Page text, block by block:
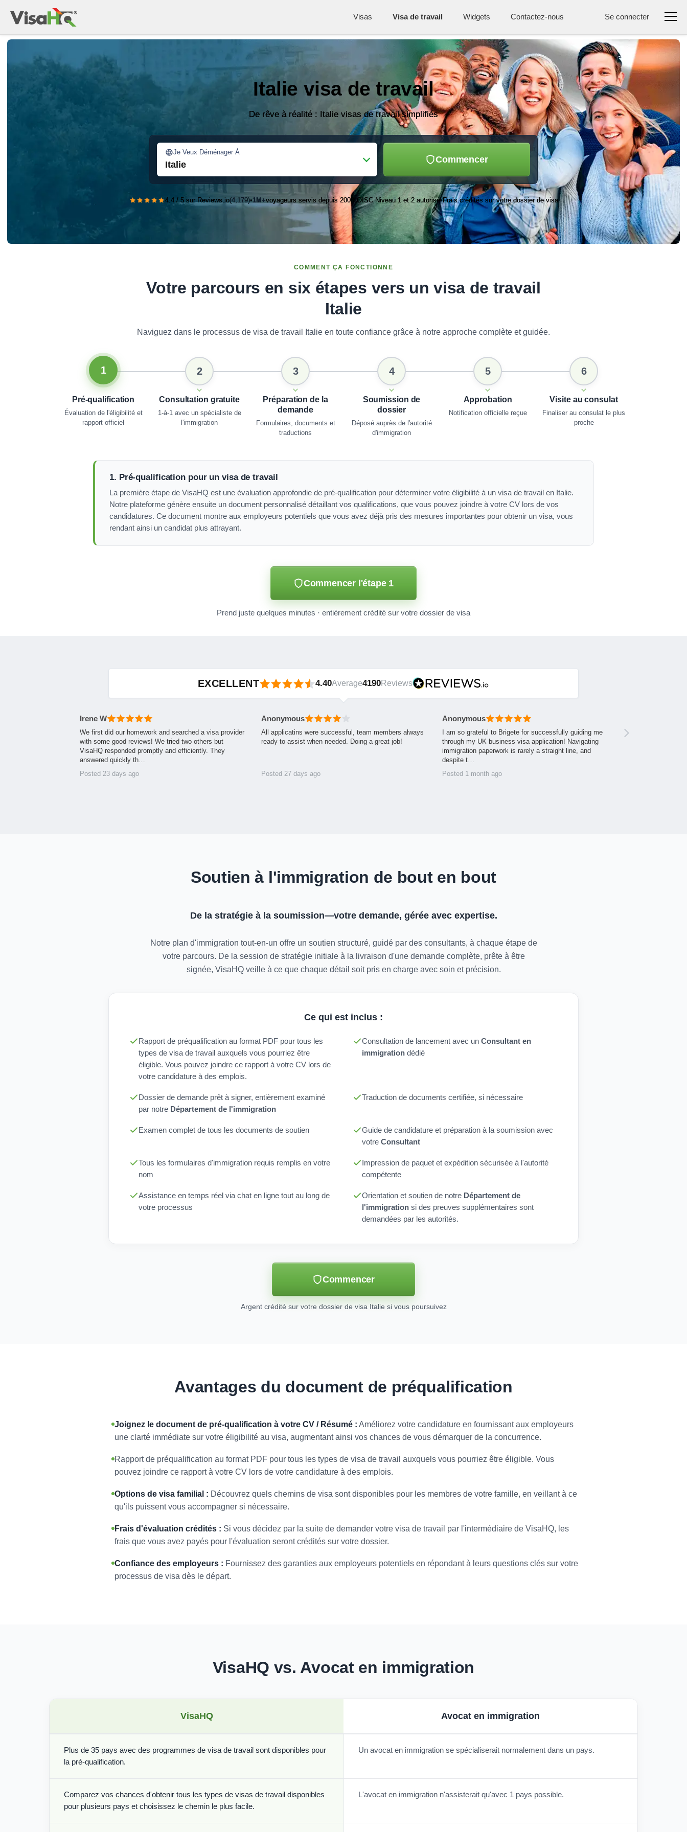
Visas Visa de travail Widgets Contactez-nous Se connecter
Italie visa de travail
De rêve à réalité : Italie visas de travail simplifiés
Je Veux Déménager À
Italie Commencer
★★★★★4.4 / 5 sur Reviews.io(4,179)•1M+voyageurs servis depuis 2003 •OISC Niveau 1 et 2 autorisé•Frais crédités sur votre dossier de visa
COMMENT ÇA FONCTIONNE
Votre parcours en six étapes vers un visa de travail
Italie
Naviguez dans le processus de visa de travail Italie en toute confiance grâce à notre approche complète et guidée.
1
Pré-qualification
Évaluation de l'éligibilité et
rapport officiel
2
Consultation gratuite
1-à-1 avec un spécialiste de
l'immigration
3
Préparation de la
demande
Formulaires, documents et
traductions
4
Soumission de
dossier
Déposé auprès de l'autorité
d'immigration
5
Approbation
Notification officielle reçue
6
Visite au consulat
Finaliser au consulat le plus
proche
1. Pré-qualification pour un visa de travail
La première étape de VisaHQ est une évaluation approfondie de pré-qualification pour déterminer votre éligibilité à un visa de travail en Italie.
Notre plateforme génère ensuite un document personnalisé détaillant vos qualifications, que vous pouvez joindre à votre CV lors de vos
candidatures. Ce document montre aux employeurs potentiels que vous avez déjà pris des mesures importantes pour obtenir un visa, vous
rendant ainsi un candidat plus attrayant.
Commencer l'étape 1
Prend juste quelques minutes · entièrement crédité sur votre dossier de visa
EXCELLENT 4.40Average4190Reviews
Irene W
We first did our homework and searched a visa provider
with some good reviews! We tried two others but
VisaHQ responded promptly and efficiently. They
answered quickly th…
Posted 23 days ago
Anonymous
All applicatins were successful, team members always
ready to assist when needed. Doing a great job!
Posted 27 days ago
Anonymous
I am so grateful to Brigete for successfully guiding me
through my UK business visa application! Navigating
immigration paperwork is rarely a straight line, and
despite t…
Posted 1 month ago
Soutien à l'immigration de bout en bout
De la stratégie à la soumission—votre demande, gérée avec expertise.
Notre plan d'immigration tout-en-un offre un soutien structuré, guidé par des consultants, à chaque étape de
votre parcours. De la session de stratégie initiale à la livraison d'une demande complète, prête à être
signée, VisaHQ veille à ce que chaque détail soit pris en charge avec soin et précision.
Ce qui est inclus :
Rapport de préqualification au format PDF pour tous les
types de visa de travail auxquels vous pourriez être
éligible. Vous pouvez joindre ce rapport à votre CV lors de
votre candidature à des emplois.
Consultation de lancement avec un Consultant en
immigration dédié
Dossier de demande prêt à signer, entièrement examiné
par notre Département de l'immigration
Traduction de documents certifiée, si nécessaire
Examen complet de tous les documents de soutien
Guide de candidature et préparation à la soumission avec
votre Consultant
Tous les formulaires d'immigration requis remplis en votre
nom
Impression de paquet et expédition sécurisée à l'autorité
compétente
Assistance en temps réel via chat en ligne tout au long de
votre processus
Orientation et soutien de notre Département de
l'immigration si des preuves supplémentaires sont
demandées par les autorités.
Commencer
Argent crédité sur votre dossier de visa Italie si vous poursuivez
Avantages du document de préqualification
Joignez le document de pré-qualification à votre CV / Résumé : Améliorez votre candidature en fournissant aux employeurs
une clarté immédiate sur votre éligibilité au visa, augmentant ainsi vos chances de vous démarquer de la concurrence.
Rapport de préqualification au format PDF pour tous les types de visa de travail auxquels vous pourriez être éligible. Vous
pouvez joindre ce rapport à votre CV lors de votre candidature à des emplois.
Options de visa familial : Découvrez quels chemins de visa sont disponibles pour les membres de votre famille, en veillant à ce
qu'ils puissent vous accompagner si nécessaire.
Frais d'évaluation crédités : Si vous décidez par la suite de demander votre visa de travail par l'intermédiaire de VisaHQ, les
frais que vous avez payés pour l'évaluation seront crédités sur votre dossier.
Confiance des employeurs : Fournissez des garanties aux employeurs potentiels en répondant à leurs questions clés sur votre
processus de visa dès le départ.
VisaHQ vs. Avocat en immigration
VisaHQ Avocat en immigration
Plus de 35 pays avec des programmes de visa de travail sont disponibles pour
la pré-qualification.
Un avocat en immigration se spécialiserait normalement dans un pays.
Comparez vos chances d'obtenir tous les types de visas de travail disponibles
pour plusieurs pays et choisissez le chemin le plus facile.
L'avocat en immigration n'assisterait qu'avec 1 pays possible.